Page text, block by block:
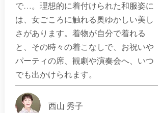
で…。理想的に着付けられた和服姿に
は、女ごころに触れる奥ゆかしい美し
さがあります。着物が自分で着れる
と、その時々の着こなしで、お祝いや
パーティの席、観劇や演奏会へ、いつ
でも出かけられます。
西山 秀子